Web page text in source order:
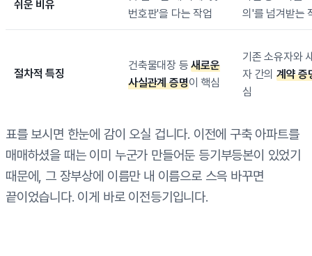
쉬운 비유
번호판'을 다는 작업
의'를 넘겨받는
절차적 특징
건축물대장 등새로운
사실관계 증명이 핵심
기존 소유자와
자 간의계약 증
심
표를 보시면 한눈에 감이 오실 겁니다. 이전에 구축 아파트를
매매하셨을 때는 이미 누군가 만들어둔 등기부등본이 있었기
때문에, 그 장부상에 이름만 내 이름으로 스윽 바꾸면
끝이었습니다. 이게 바로 이전등기입니다.